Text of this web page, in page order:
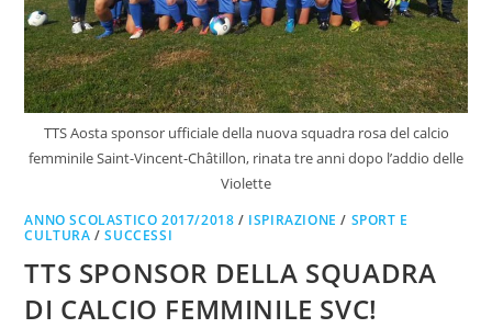
TTS Aosta sponsor ufficiale della nuova squadra rosa del calcio
femminile Saint-Vincent-Châtillon, rinata tre anni dopo l’addio delle
Violette
ANNO SCOLASTICO 2017/2018 / ISPIRAZIONE / SPORT E
CULTURA /SUCCESSI
TTS SPONSOR DELLA SQUADRA
DI CALCIO FEMMINILE SVC!